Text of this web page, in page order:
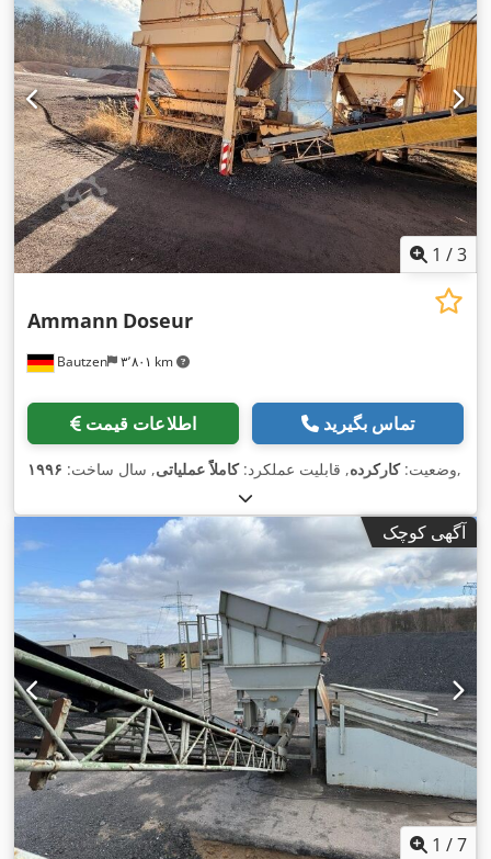
1 /3
Bautzen ۳٬۸۰۱ km
Ammann Doseur
اطلاعات قیمت تماس بگیرید
وضعیت:کارکرده, قابلیت عملکرد:کاملاً عملیاتی, سال ساخت: ۱۹۹۶ ,
آگهی کوچک
1 /7